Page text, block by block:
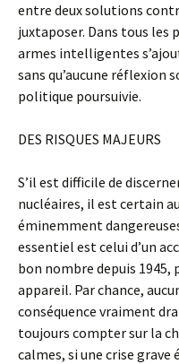
entre deux solutions
juxtaposer. Dans tous les
armes intelligentes
sans qu’aucune réflexion
politique poursuivie.
DES RISQUES MAJEURS
S’il est difficile de
nucléaires, il est certain
éminemment
essentiel est celui d’un
bon nombre depuis 1945,
appareil. Par chance,
conséquence vraiment
toujours compter sur la
calmes, si une crise